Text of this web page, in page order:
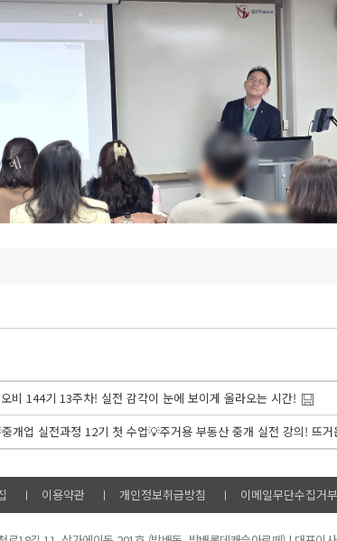
비 144기 13주차! 실전 감각이 눈에 보이게 올라오는 시간!
이용약관 개인정보취급방침 이메일무단수집거부